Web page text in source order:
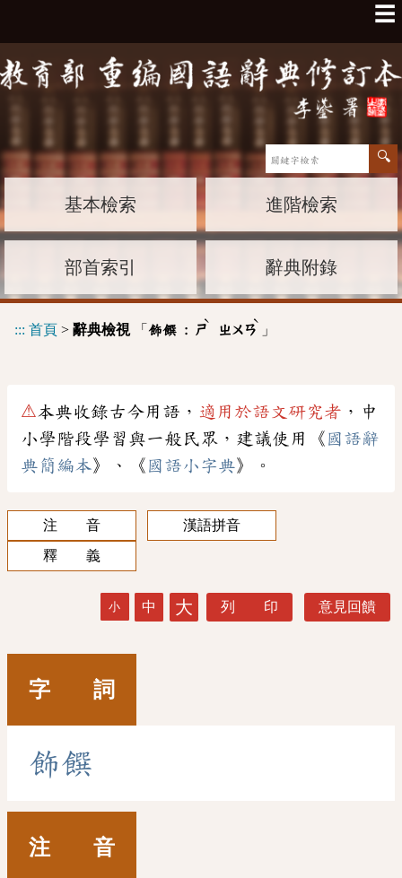
☰
基本檢索 進階檢索
部首索引 辭典附錄
::: 首頁 > 辭典檢視「 飾饌 : ㄕ
ˋ
ㄓㄨㄢ
ˋ
」
⚠本典收錄古今用語， 適用於語文研究者 ，中
小學階段學習與一般民眾，建議使用《 國語辭
典簡編本》、《 國語小字典》。
注 音
漢語拼音
釋 義
小 中 大 列 印 意見回饋
字 詞
飾饌
注 音